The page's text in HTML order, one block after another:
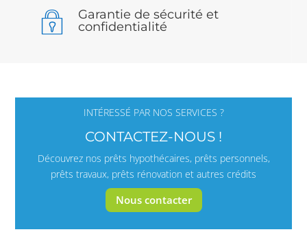
Garantie de sécurité et
confidentialité
INTÉRESSÉ PAR NOS SERVICES ?
CONTACTEZ-NOUS !
Découvrez nos prêts hypothécaires, prêts personnels,
prêts travaux, prêts rénovation et autres crédits
Nous contacter